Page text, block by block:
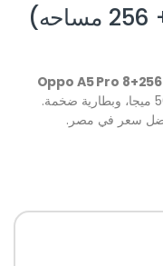
أبو A5 Pro (8جيجا رام + 256 مساحه)
Oppo A5 Pro 8+256
الجديد بمعالج G99 وشاشة 120Hz، وكاميرا 50 ميجا، وبطارية ضخمة.